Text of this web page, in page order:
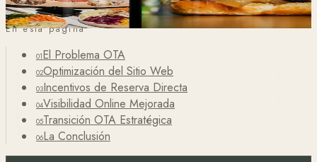
En esta página
01El Problema OTA
02Optimización del Sitio Web
03Incentivos de Reserva Directa
04Visibilidad Online Mejorada
05Transición OTA Estratégica
06La Conclusión